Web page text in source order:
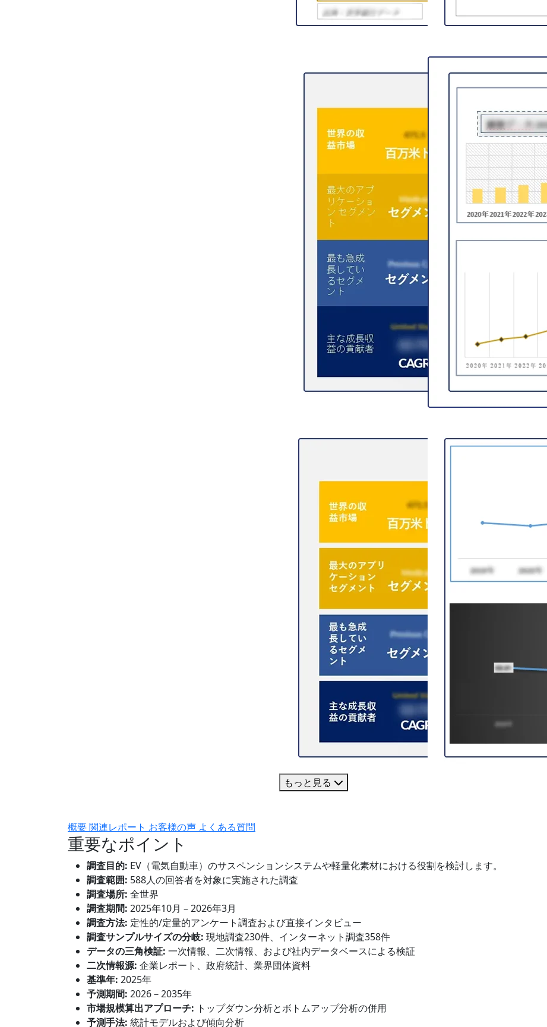
もっと見る
概要関連レポート お客様の声 よくある質問
重要なポイント
調査目的: EV（電気自動車）のサスペンションシステムや軽量化素材における役割を検討します。
調査範囲: 588人の回答者を対象に実施された調査
調査場所: 全世界
調査期間: 2025年10月 – 2026年3月
調査方法: 定性的/定量的アンケート調査および直接インタビュー
調査サンプルサイズの分岐: 現地調査230件、インターネット調査358件
データの三角検証: 一次情報、二次情報、および社内データベースによる検証
二次情報源: 企業レポート、政府統計、業界団体資料
基準年: 2025年
予測期間: 2026－2035年
市場規模算出アプローチ: トップダウン分析とボトムアップ分析の併用
予測手法: 統計モデルおよび傾向分析